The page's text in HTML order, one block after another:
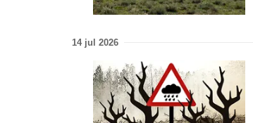
14 jul 2026